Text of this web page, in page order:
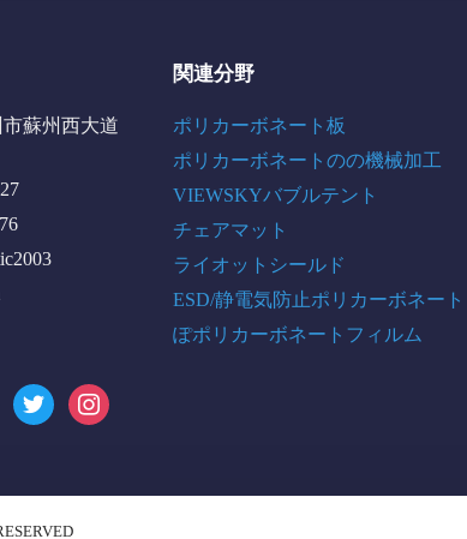
蘇州西大道
twitter instagram
関連分野
ポリカーボネート板
ポリカーボネートのの機械加工
VIEWSKYバブルテント
チェアマット
ライオットシールド
ESD/静電気防止ポリカーボネート
ぽポリカーボネートフィルム